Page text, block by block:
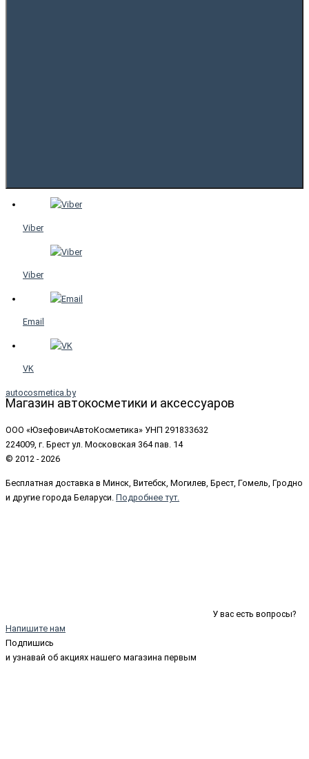
Viber
Viber
Email
VK
autocosmetica.by
Магазин автокосметики и аксессуаров
ООО «ЮзефовичАвтоКосметика» УНП 291833632
224009, г. Брест ул. Московская 364 пав. 14
© 2012 - 2026
Бесплатная доставка в Минск, Витебск, Могилев, Брест, Гомель, Гродно
и другие города Беларуси. Подробнее тут.
У вас есть вопросы?
Напишите нам
Подпишись
и узнавай об акциях нашего магазина первым